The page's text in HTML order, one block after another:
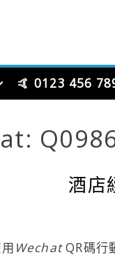
🤙 0123 456
酒店
WechatQR碼行